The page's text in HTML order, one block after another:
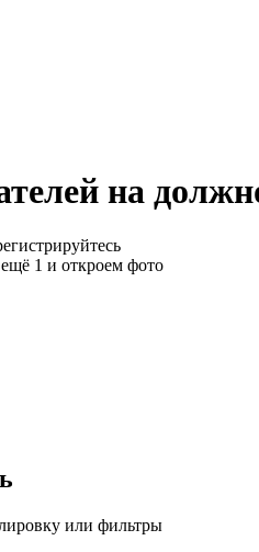
на
1 и откроем фото
или фильтры